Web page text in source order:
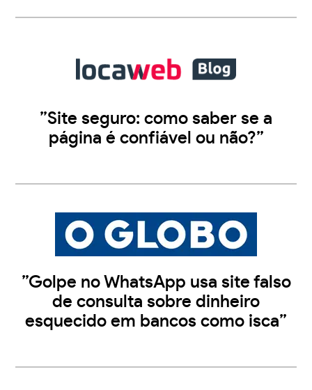
”Site seguro: como saber se a
página é confiável ou não?”
”Golpe no WhatsApp usa site falso
de consulta sobre dinheiro
esquecido em bancos como isca”